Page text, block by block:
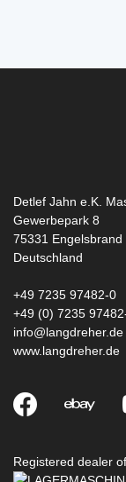
Detlef Jahn e.K.
Gewerbepark 8
75331 Engelsbrand
Deutschland
+49 7235 97482-0
+49 (0) 7235
info@langdreher.de
www.langdreher.de
Registered dealer